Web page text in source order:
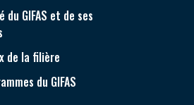
GIFAS et de ses
de la filière
du GIFAS